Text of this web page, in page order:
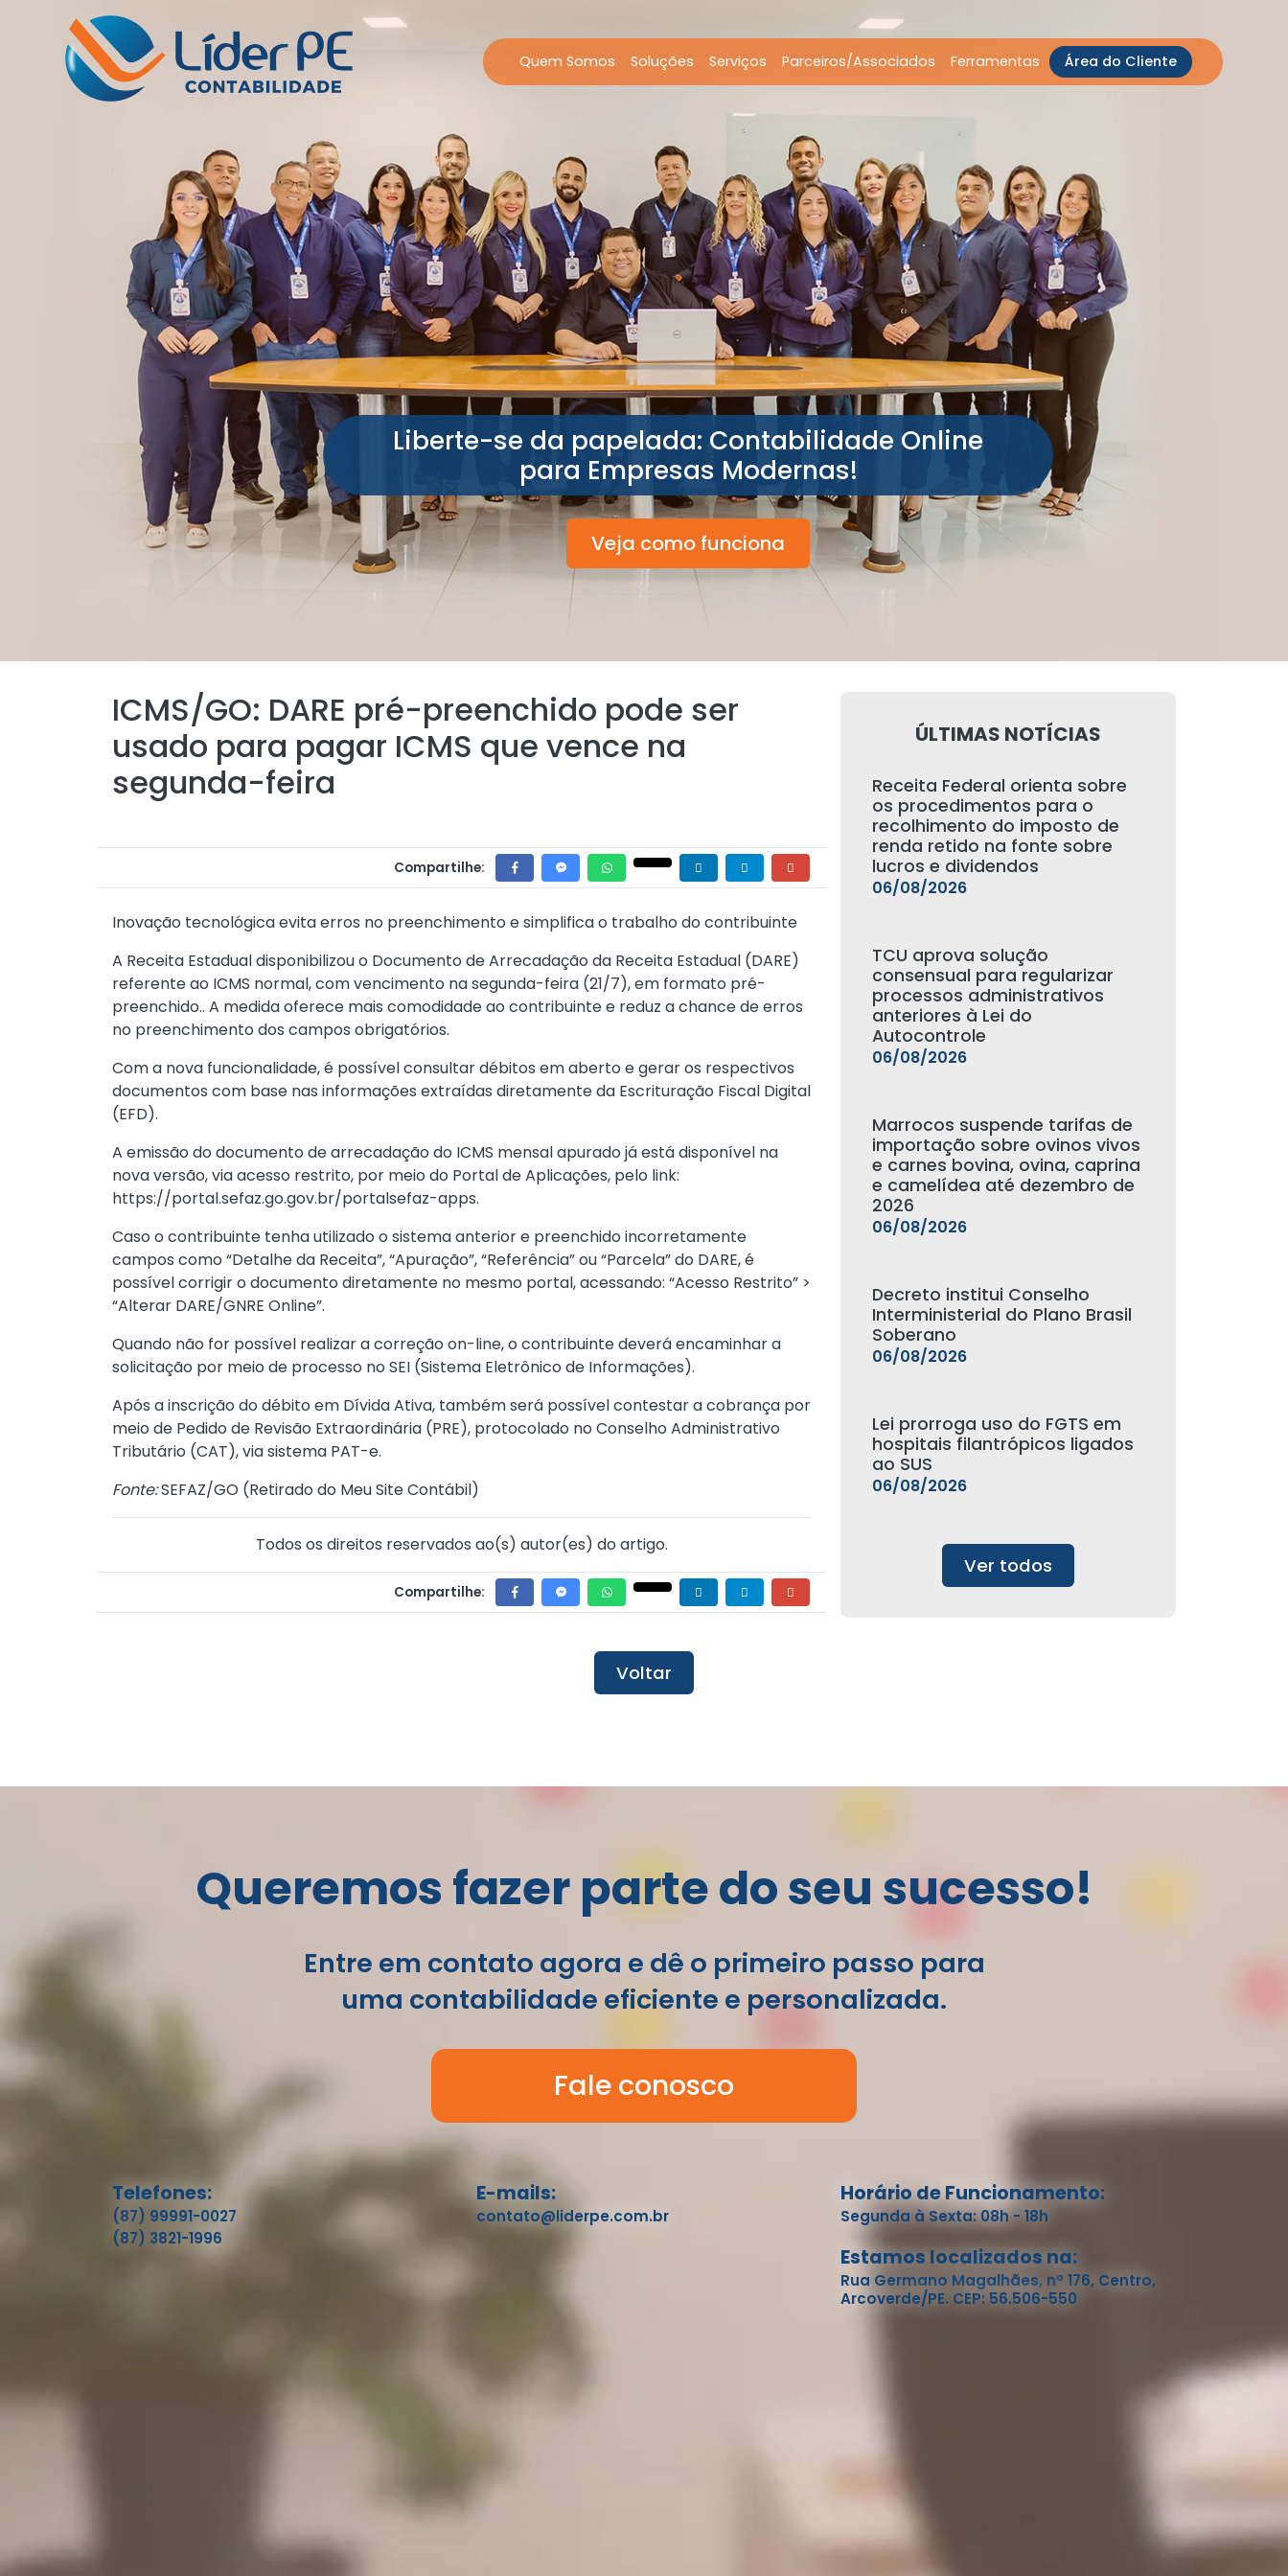
Quem Somos Soluções Serviços Parceiros/Associados Ferramentas Área do Cliente
Liberte-se da papelada: Contabilidade Online
para Empresas Modernas!
Veja como funciona
ICMS/GO: DARE pré-preenchido pode ser
usado para pagar ICMS que vence na
segunda-feira
Compartilhe:
Inovação tecnológica evita erros no preenchimento e simplifica o trabalho do contribuinte
A Receita Estadual disponibilizou o Documento de Arrecadação da Receita Estadual (DARE)
referente ao ICMS normal, com vencimento na segunda-feira (21/7), em formato pré-
preenchido.. A medida oferece mais comodidade ao contribuinte e reduz a chance de erros
no preenchimento dos campos obrigatórios.
Com a nova funcionalidade, é possível consultar débitos em aberto e gerar os respectivos
documentos com base nas informações extraídas diretamente da Escrituração Fiscal Digital
(EFD).
A emissão do documento de arrecadação do ICMS mensal apurado já está disponível na
nova versão, via acesso restrito, por meio do Portal de Aplicações, pelo link:
https://portal.sefaz.go.gov.br/portalsefaz-apps.
Caso o contribuinte tenha utilizado o sistema anterior e preenchido incorretamente
campos como “Detalhe da Receita”, “Apuração”, “Referência” ou “Parcela” do DARE, é
possível corrigir o documento diretamente no mesmo portal, acessando: “Acesso Restrito” >
“Alterar DARE/GNRE Online”.
Quando não for possível realizar a correção on-line, o contribuinte deverá encaminhar a
solicitação por meio de processo no SEI (Sistema Eletrônico de Informações).
Após a inscrição do débito em Dívida Ativa, também será possível contestar a cobrança por
meio de Pedido de Revisão Extraordinária (PRE), protocolado no Conselho Administrativo
Tributário (CAT), via sistema PAT-e.
Fonte:SEFAZ/GO (Retirado do Meu Site Contábil)
Todos os direitos reservados ao(s) autor(es) do artigo.
Compartilhe:
ÚLTIMAS NOTÍCIAS
Receita Federal orienta sobre
os procedimentos para o
recolhimento do imposto de
renda retido na fonte sobre
lucros e dividendos
06/08/2026
TCU aprova solução
consensual para regularizar
processos administrativos
anteriores à Lei do
Autocontrole
06/08/2026
Marrocos suspende tarifas de
importação sobre ovinos vivos
e carnes bovina, ovina, caprina
e camelídea até dezembro de
2026
06/08/2026
Decreto institui Conselho
Interministerial do Plano Brasil
Soberano
06/08/2026
Lei prorroga uso do FGTS em
hospitais filantrópicos ligados
ao SUS
06/08/2026
Ver todos
Voltar
Queremos fazer parte do seu sucesso!
Entre em contato agora e dê o primeiro passo para
uma contabilidade eficiente e personalizada.
Fale conosco
Telefones:
(87) 99991-0027
(87) 3821-1996
E-mails:
contato@liderpe.com.br
Horário de Funcionamento:
Segunda à Sexta: 08h - 18h
Estamos localizados na:
Rua Germano Magalhães, nº 176, Centro,
Arcoverde/PE. CEP: 56.506-550